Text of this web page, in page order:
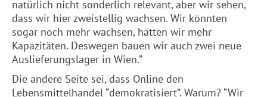
natürlich nicht sonderlich relevant, aber wir sehen,
dass wir hier zweistellig wachsen. Wir könnten
sogar noch mehr wachsen, hätten wir mehr
Kapazitäten. Deswegen bauen wir auch zwei neue
Auslieferungslager in Wien.”
Die andere Seite sei, dass Online den
Lebensmittelhandel “demokratisiert”. Warum? “Wir